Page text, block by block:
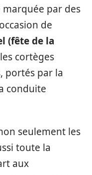
marquée par des
de
(fête de la
cortèges
portés par la
conduite
seulement les
toute la
aux